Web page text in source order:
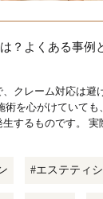
？よくある事例
クレーム対応は避
術を心がけていて
するものです。
#エステティ